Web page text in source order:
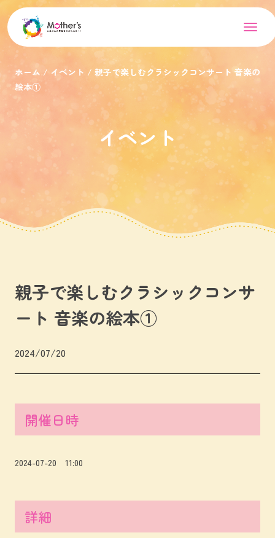
ホーム イベント
親子で楽しむクラシックコンサート 音楽の
絵本①
イベント
親子で楽しむクラシックコンサ
ート 音楽の絵本①
2024/07/20
開催日時
2024-07-20 11:00
詳細